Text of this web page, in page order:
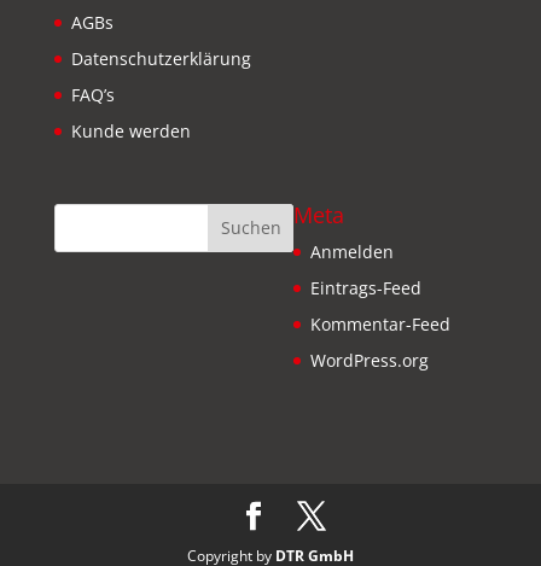
AGBs
Datenschutzerklärung
FAQ’s
Kunde werden
Meta
Anmelden
Eintrags-Feed
Kommentar-Feed
WordPress.org
Copyright by DTR GmbH